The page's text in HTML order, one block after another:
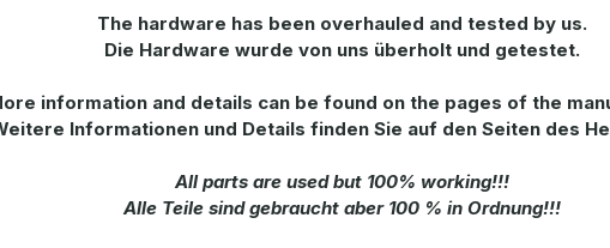
The hardware has been overhauled and tested by us.
Die Hardware wurde von uns überholt und getestet.
information and details can be found on the pages of the
Informationen und Details finden Sie auf den Seiten des
All parts are used but 100% working!!!
Alle Teile sind gebraucht aber 100 % in Ordnung!!!